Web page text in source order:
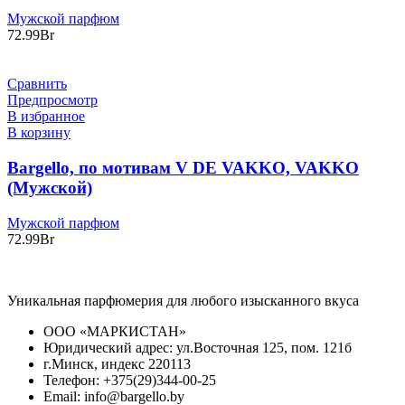
Мужской парфюм
72.99Br
Сравнить
Предпросмотр
В избранное
В корзину
Bargello, по мотивам V DE VAKKO, VAKKO
(Мужской)
Мужской парфюм
72.99Br
Уникальная парфюмерия для любого изысканного вкуса
ООО «МАРКИСТАН»
Юридический адрес: ул.Восточная 125, пом. 121б
г.Минск, индекс 220113
Телефон: +375(29)344-00-25
Email: info@bargello.by